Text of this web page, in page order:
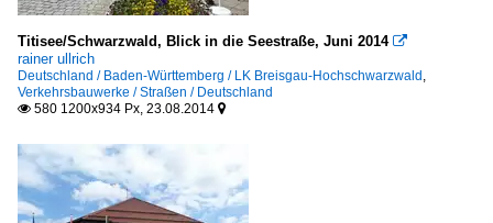
Titisee/Schwarzwald, Blick in die Seestraße, Juni 2014 
rainer ullrich
Deutschland / Baden-Württemberg / LK Breisgau-Hochschwarzwald ,
Verkehrsbauwerke / Straßen / Deutschland
 580 1200x934 Px, 23.08.2014 